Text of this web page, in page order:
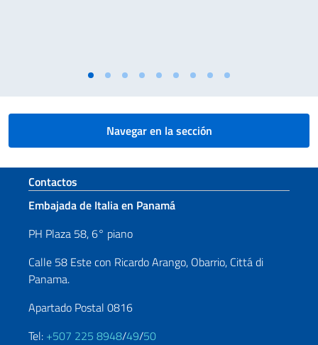
Navegar en la sección
Sezione footer
Contactos
Embajada de Italia en Panamá
PH Plaza 58, 6° piano
Calle 58 Este con Ricardo Arango, Obarrio, Cittá di
Panama.
Apartado Postal 0816
Tel: +507 225 8948/49/50